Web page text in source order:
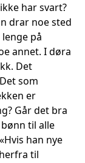
har svart?
drar noe sted
på
annet. I døra
Det
som
er
Går det bra
til alle
han nye
til